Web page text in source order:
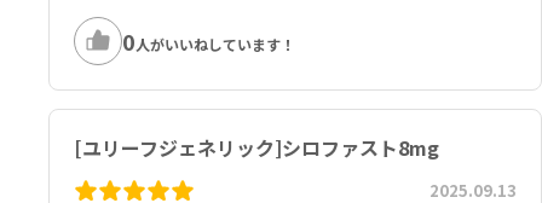
0人がいいねしています！
[ユリーフジェネリック]シロファスト8mg
2025.09.13